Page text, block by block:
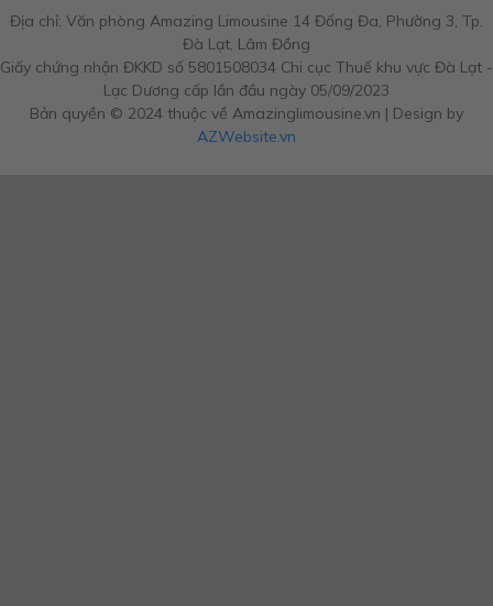
Địa chỉ: Văn phòng Amazing Limousine 14 Đống Đa, Phường 3, Tp.
Đà Lạt, Lâm Đồng
Giấy chứng nhận ĐKKD số 5801508034 Chi cục Thuế khu vực Đà Lạt -
Lạc Dương cấp lần đầu ngày 05/09/2023
Bản quyền © 2024 thuộc về Amazinglimousine.vn | Design by
AZWebsite.vn